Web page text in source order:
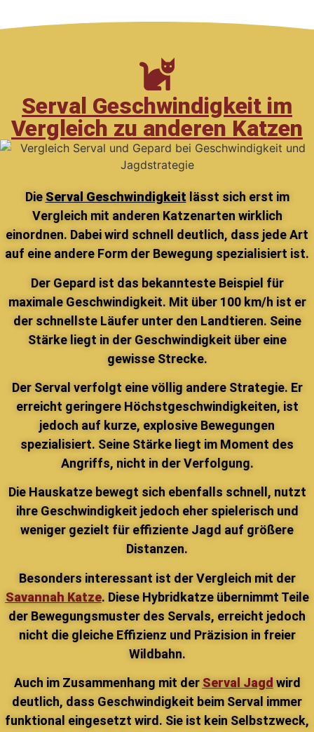
Serval Geschwindigkeit im
Vergleich zu anderen Katzen
Die Serval Geschwindigkeit lässt sich erst im
Vergleich mit anderen Katzenarten wirklich
einordnen. Dabei wird schnell deutlich, dass jede Art
auf eine andere Form der Bewegung spezialisiert ist.
Der Gepard ist das bekannteste Beispiel für
maximale Geschwindigkeit. Mit über 100 km/h ist er
der schnellste Läufer unter den Landtieren. Seine
Stärke liegt in der Geschwindigkeit über eine
gewisse Strecke.
Der Serval verfolgt eine völlig andere Strategie. Er
erreicht geringere Höchstgeschwindigkeiten, ist
jedoch auf kurze, explosive Bewegungen
spezialisiert. Seine Stärke liegt im Moment des
Angriffs, nicht in der Verfolgung.
Die Hauskatze bewegt sich ebenfalls schnell, nutzt
ihre Geschwindigkeit jedoch eher spielerisch und
weniger gezielt für effiziente Jagd auf größere
Distanzen.
Besonders interessant ist der Vergleich mit der
Savannah Katze. Diese Hybridkatze übernimmt Teile
der Bewegungsmuster des Servals, erreicht jedoch
nicht die gleiche Effizienz und Präzision in freier
Wildbahn.
Auch im Zusammenhang mit der Serval Jagd wird
deutlich, dass Geschwindigkeit beim Serval immer
funktional eingesetzt wird. Sie ist kein Selbstzweck,